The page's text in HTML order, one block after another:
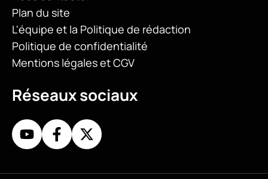
Plan du site
L'équipe et la Politique de rédaction
Politique de confidentialité
Mentions légales et CGV
Réseaux sociaux